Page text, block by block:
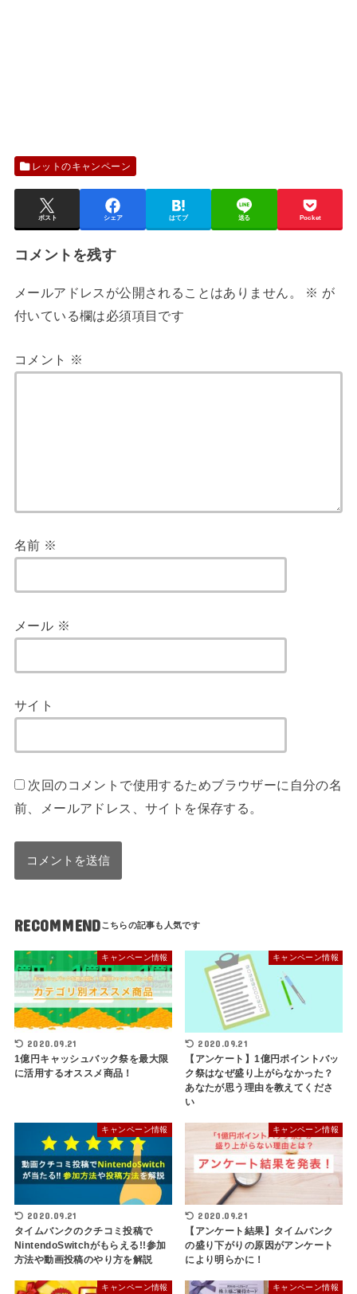
レットのキャンペーン
ポスト シェア はてブ 送る Pocket
コメントを残す
メールアドレスが公開されることはありません。 ※ が
付いている欄は必須項目です
コメント ※
名前 ※
メール ※
サイト
次回のコメントで使用するためブラウザーに自分の名
前、メールアドレス、サイトを保存する。
RECOMMEND
キャンペーン情報
2020.09.21
1億円キャッシュバック祭を最大限
に活用するオススメ商品！
キャンペーン情報
2020.09.21
【アンケート】1億円ポイントバッ
ク祭はなぜ盛り上がらなかった？
あなたが思う理由を教えてくださ
い
キャンペーン情報
2020.09.21
タイムバンクのクチコミ投稿で
NintendoSwitchがもらえる!!参加
方法や動画投稿のやり方を解説
キャンペーン情報
2020.09.21
【アンケート結果】タイムバンク
の盛り下がりの原因がアンケート
により明らかに！
キャンペーン情報 キャンペーン情報